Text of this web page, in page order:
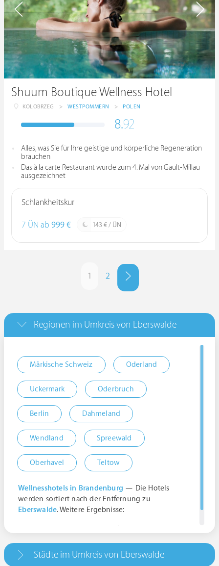
Shuum Boutique Wellness Hotel
KOLOBRZEG > WESTPOMMERN > POLEN
8.92
Alles, was Sie für Ihre geistige und körperliche Regeneration
brauchen
Das à la carte Restaurant wurde zum 4. Mal von Gault-Millau
ausgezeichnet
Schlankheitskur
7 ÜN ab 999 € 143 € / ÜN
1 2
Regionen im Umkreis von Eberswalde
Märkische Schweiz Oderland
Uckermark Oderbruch
Berlin Dahmeland
Wendland Spreewald
Oberhavel Teltow
Wellnesshotels in Brandenburg — Die Hotels
werden sortiert nach der Entfernung zu
Eberswalde. Weitere Ergebnisse:
Städte im Umkreis von Eberswalde